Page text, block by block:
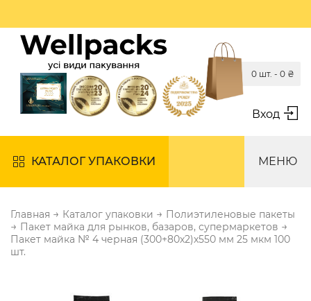
Вход
0 шт. - 0 ₴
КАТАЛОГ УПАКОВКИ МЕНЮ
Главная → Каталог упаковки → Полиэтиленовые пакеты
→ Пакет майка для рынков, базаров, супермаркетов →
Пакет майка № 4 черная (300+80х2)х550 мм 25 мкм 100
шт.